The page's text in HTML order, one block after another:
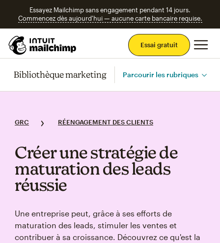
Essayez Mailchimp sans engagement pendant 14 jours.
Commencez dès aujourd'hui — aucune carte bancaire requise.
Essai gratuit
Bibliothèque marketing Parcourir les rubriques
GRC RÉENGAGEMENT DES CLIENTS
Créer une stratégie de
maturation des leads
réussie
Une entreprise peut, grâce à ses efforts de
maturation des leads, stimuler les ventes et
contribuer à sa croissance. Découvrez ce qu'est la